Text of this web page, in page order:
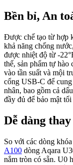
Bền bỉ, An
Được chế tạo từ hợp
khả năng chống
được nhiệt độ từ -
thế, sản phẩm tự
vào tần suất và mội
cổng USB-C để
nhân, bao gồm cả
đầy đủ để bảo mật tối
Dễ dàng
So với các dòng
A100 dòng Aqara
nắm tròn có sẵn. U0